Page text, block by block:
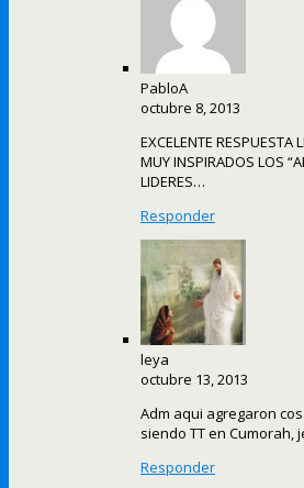
PabloA
octubre 8, 2013
EXCELENTE RESPUESTA
MUY INSPIRADOS LOS
LIDERES…
Responder
leya
octubre 13, 2013
Adm aqui agregaron
siendo TT en Cumorah,
Responder